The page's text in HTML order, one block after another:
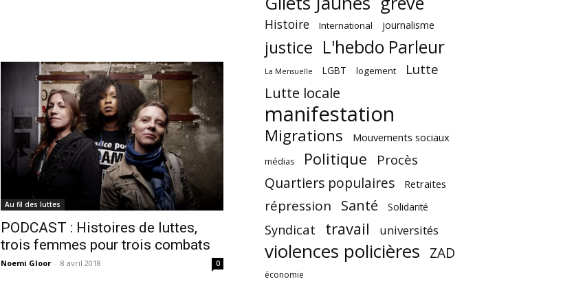
Au fil des luttes
PODCAST : Histoires de luttes,
trois femmes pour trois combats
Noemi Gloor - 8 avril 2018 0
Histoire International journalisme
justice L'hebdo Parleur
La Mensuelle LGBT logement Lutte
Lutte locale
manifestation
Migrations Mouvements sociaux
médias Politique Procès
Quartiers populaires Retraites
répression Santé Solidarité
Syndicat travail universités
violences policières ZAD
économie